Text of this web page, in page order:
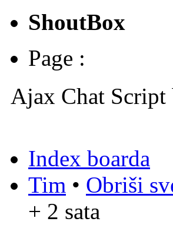
ShoutBox
Page :
Ajax Chat Script
Index boarda
Tim • Obriši
+ 2 sata